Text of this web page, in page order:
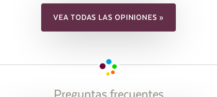
VEA TODAS LAS OPINIONES »